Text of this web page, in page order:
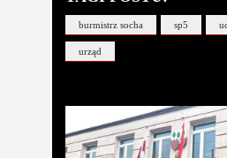
burmistrz socha sp5
urząd